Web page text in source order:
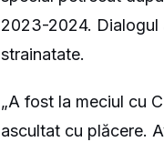
2023-2024. Dialogul
strainatate.
„A fost la meciul cu
ascultat cu plăcere.